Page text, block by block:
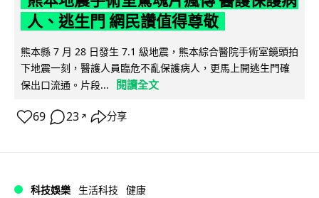
人、逃生門 網民讚值得尊敬
熊本縣 7 月 28 日發生 7.1 級地震，熊本綜合醫院手術室鏡頭拍
下地震一刻，醫護人員臨危不亂保護病人，更馬上開逃生門確
保出口流通。片段...
閱讀全文
69 23 ↗ 分享
科技娛樂 生活科技 健康